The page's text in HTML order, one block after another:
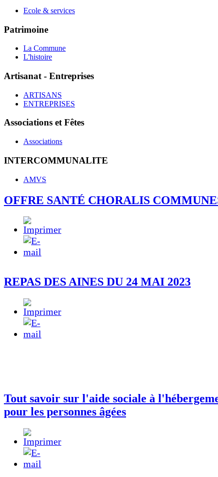
Ecole & services
Patrimoine
La Commune
L'histoire
Artisanat - Entreprises
ARTISANS
ENTREPRISES
Associations et Fêtes
Associations
INTERCOMMUNALITE
AMVS
OFFRE SANTÉ CHORALIS
REPAS DES AINES DU 24 MAI 2023
Tout savoir sur l'aide sociale à
pour les personnes âgées